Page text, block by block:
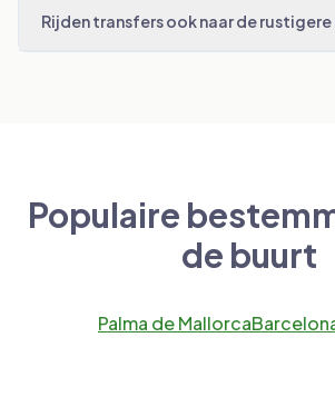
Rijden transfers ook naar de
Populaire
de buurt
Palma de Mallorca